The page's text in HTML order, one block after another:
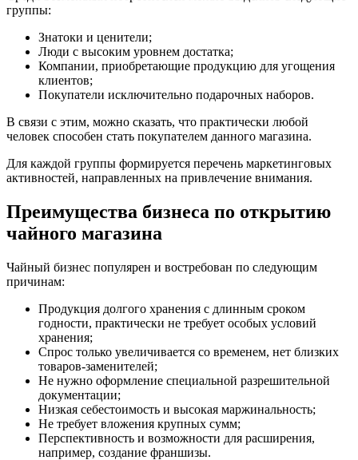
группы:
Знатоки и ценители;
Люди с высоким уровнем достатка;
Компании, приобретающие продукцию для угощения
клиентов;
Покупатели исключительно подарочных наборов.
В связи с этим, можно сказать, что практически любой
человек способен стать покупателем данного магазина.
Для каждой группы формируется перечень маркетинговых
активностей, направленных на привлечение внимания.
Преимущества бизнеса по открытию
чайного магазина
Чайный бизнес популярен и востребован по следующим
причинам:
Продукция долгого хранения с длинным сроком
годности, практически не требует особых условий
хранения;
Спрос только увеличивается со временем, нет близких
товаров-заменителей;
Не нужно оформление специальной разрешительной
документации;
Низкая себестоимость и высокая маржинальность;
Не требует вложения крупных сумм;
Перспективность и возможности для расширения,
например, создание франшизы.